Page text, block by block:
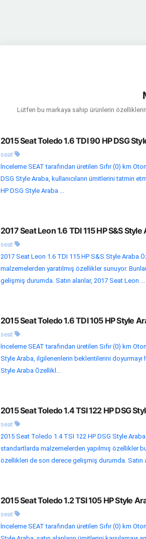
Lütfen bu markaya sahip ürünlerin
2015 Seat Toledo 1.6 TDI 90 HP DSG
seat
İnceleme SEAT tarafından üretilen Sıfır (0) km
DSG Style Araba, kullanıcıların ümitlerini tatmin
HP DSG Style Araba ...
2017 Seat Leon 1.6 TDI 115 HP S&S
seat
2017 Seat Leon 1.6 TDI 115 HP S&S Style Araba
malzemelerden yaratılmış özellikler sunuyor.
gelişmiş durumda. Satın alanlar, 2017 Seat Leon ...
2015 Seat Toledo 1.6 TDI 105 HP Style
seat
İnceleme SEAT tarafından üretilen Sıfır (0) km
Style Araba, ilgilenenlerin beklentilerini
Style Araba Özellikl...
2015 Seat Toledo 1.4 TSI 122 HP DSG
seat
2015 Seat Toledo 1.4 TSI 122 HP DSG Style
standartlarda malzemelerden yapılmış özellikler
özellikleri de son derece gelişmiş durumda. Satın
2015 Seat Toledo 1.2 TSI 105 HP Style
seat
İnceleme SEAT tarafından üretilen Sıfır (0) km